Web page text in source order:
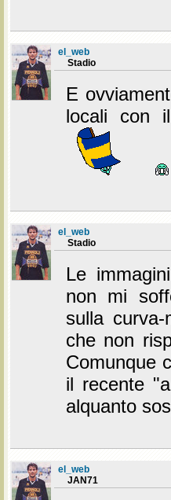
el_web
Stadio
E
locali con
el_web
Stadio
Le
non mi
sulla
che non
Comunque
il recente
alquanto
el_web
JAN71